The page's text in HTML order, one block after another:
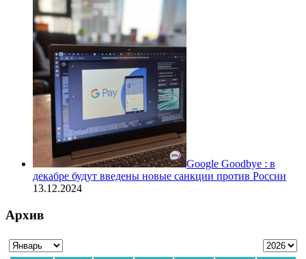
Google Goodbye : в
декабре будут введены новые санкции против России
13.12.2024
Архив